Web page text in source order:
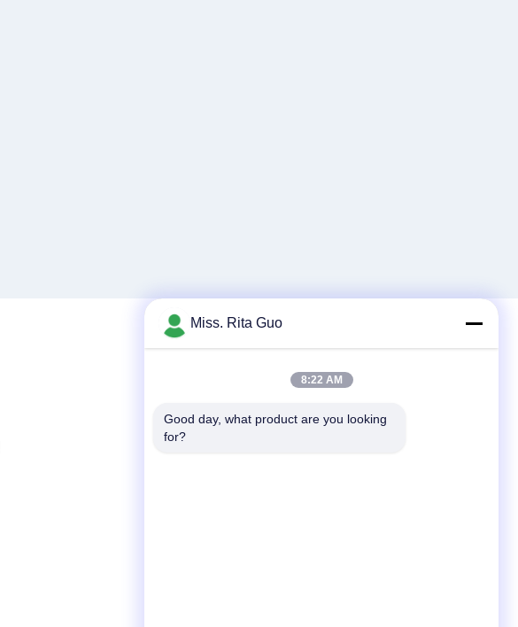
전화
Miss. Rita Guo
8:22 AM
Good day, what product are you looking
for?